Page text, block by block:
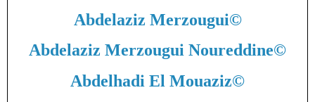
Abdelaziz Merzougui©
Abdelaziz Merzougui Noureddine©
Abdelhadi El Mouaziz©